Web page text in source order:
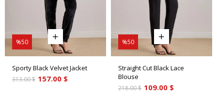
Sporty Black Velvet Jacket
157.00 $
313.00 $
%50
Straight Cut Black Lace
Blouse
109.00 $
218.00 $
%50